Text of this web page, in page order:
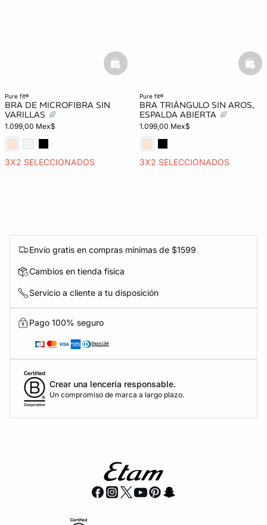
pure fit®
BRA DE MICROFIBRA SIN
VARILLAS
1.099,00 Mex$
3X2 SELECCIONADOS
basketfull
pure fit®
BRA TRIÁNGULO SIN AROS,
ESPALDA ABIERTA
1.099,00 Mex$
3X2 SELECCIONADOS
Envío gratis en compras mínimas de $1599
Cambios en tienda física
Servicio a cliente a tu disposición
Pago 100% seguro
Crear una lencería responsable.
Un compromiso de marca a largo plazo.